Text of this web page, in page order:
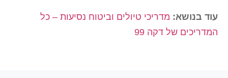
עוד בנושא: מדריכי טיולים וביטוח נסיעות – כל
המדריכים של דקה 99